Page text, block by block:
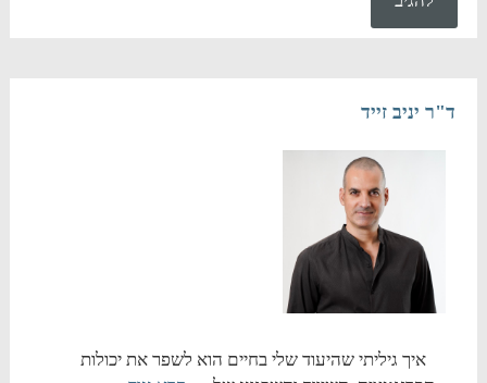
ד"ר יניב זייד
איך גיליתי שהיעוד שלי בחיים הוא לשפר את יכולות